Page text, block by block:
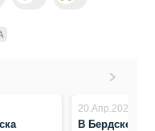
20.Апр.2026
В Бердске